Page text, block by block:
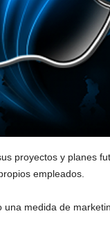
proyectos y planes
empleados.
medida de